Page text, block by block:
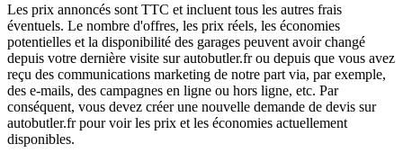
Les prix annoncés sont TTC et incluent tous les autres frais
éventuels. Le nombre d'offres, les prix réels, les économies
potentielles et la disponibilité des garages peuvent avoir changé
depuis votre dernière visite sur autobutler.fr ou depuis que vous avez
reçu des communications marketing de notre part via, par exemple,
des e-mails, des campagnes en ligne ou hors ligne, etc. Par
conséquent, vous devez créer une nouvelle demande de devis sur
autobutler.fr pour voir les prix et les économies actuellement
disponibles.